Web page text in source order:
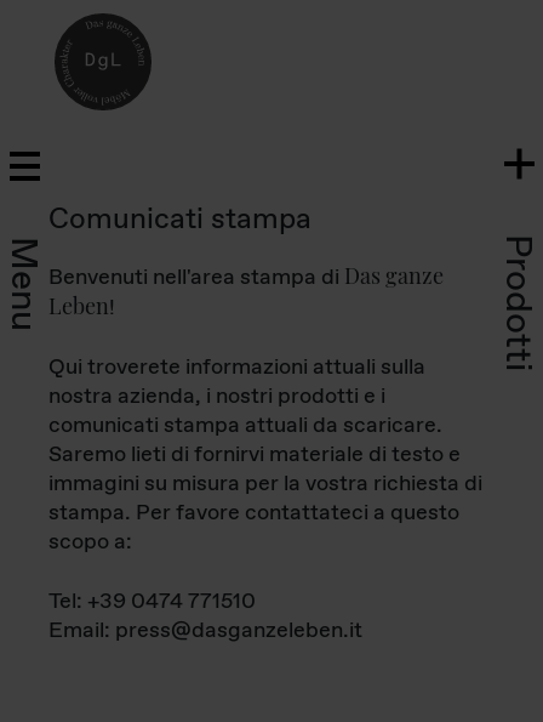
Menu Prodotti
Comunicati stampa
Benvenuti nell'area stampa di Das ganze
Leben!
Qui troverete informazioni attuali sulla
nostra azienda, i nostri prodotti e i
comunicati stampa attuali da scaricare.
Saremo lieti di fornirvi materiale di testo e
immagini su misura per la vostra richiesta di
stampa. Per favore contattateci a questo
scopo a:
Tel: +39 0474 771510
Email: press@dasganzeleben.it